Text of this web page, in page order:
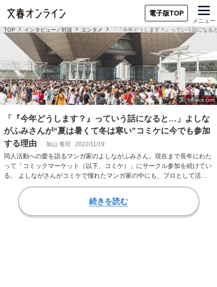
電子版TOP
メニュー
TOP インタビュー／対談 エンタメ 「『今年どうします？』っていう話にな
「『今年どうします？』っていう話になると…」よしな
がふみさんが“夏は暑くて冬は寒い”コミケに今でも参加
する理由
加山 竜司 2022/11/19
同人活動への愛を語るマンガ家のよしながふみさん。現在まで長年にわた
って「コミックマーケット（以下、コミケ）」にサークル参加を続けてい
る。 よしながさんがコミケで憧れたマンガ家の中にも、プロとして活躍
している人もいれ…
続きを読む